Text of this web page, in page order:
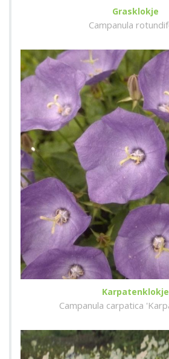
Grasklokje
Campanula
Karpatenklokje
Campanula carpatica